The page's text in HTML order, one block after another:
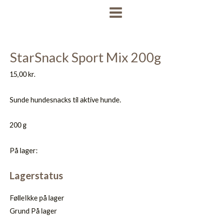
MAIN
StarSnack Sport Mix 200g
15,00kr.
Sunde hundesnacks til aktive hunde.
200 g
På lager:
Lagerstatus
FølleIkke på lager
Grund På lager